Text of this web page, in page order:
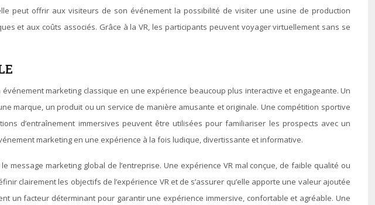
peut offrir aux visiteurs de son événement la possibilité de visiter une usine de production
et aux coûts associés. Grâce à la VR, les participants peuvent voyager virtuellement sans se
marketing classique en une expérience beaucoup plus interactive et engageante. Un
marque, un produit ou un service de manière amusante et originale. Une compétition sportive
d’entraînement immersives peuvent être utilisées pour familiariser les prospects avec un
marketing en une expérience à la fois ludique, divertissante et informative.
marketing global de l’entreprise. Une expérience VR mal conçue, de faible qualité ou
clairement les objectifs de l’expérience VR et de s’assurer qu’elle apporte une valeur ajoutée
un facteur déterminant pour garantir une expérience immersive, confortable et agréable. Une